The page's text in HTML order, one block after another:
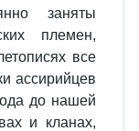
заняты
племен,
все
ассирийцев
до нашей
и кланах,